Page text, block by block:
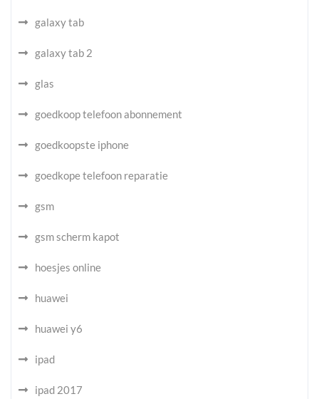
galaxy tab
galaxy tab 2
glas
goedkoop telefoon abonnement
goedkoopste iphone
goedkope telefoon reparatie
gsm
gsm scherm kapot
hoesjes online
huawei
huawei y6
ipad
ipad 2017